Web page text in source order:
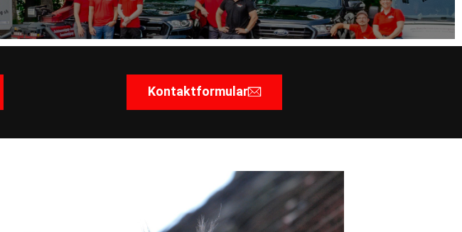
Kontaktformular